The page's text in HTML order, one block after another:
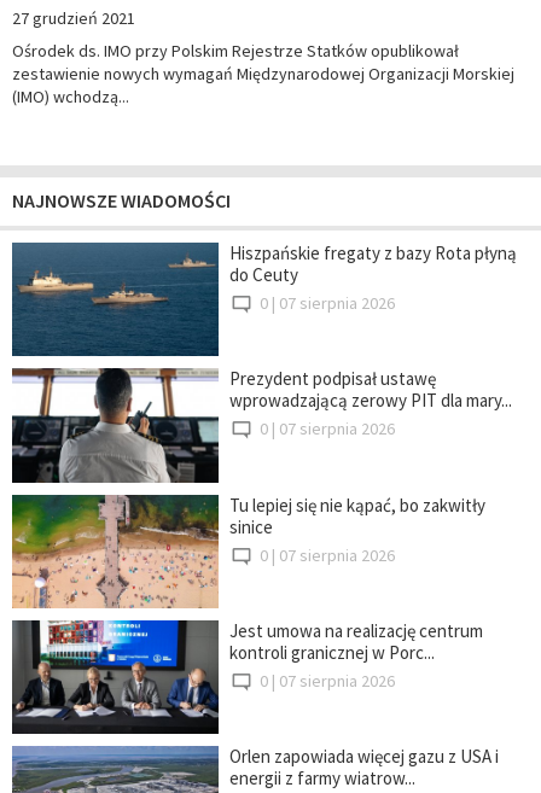
27 grudzień 2021
Ośrodek ds. IMO przy Polskim Rejestrze Statków opublikował
zestawienie nowych wymagań Międzynarodowej Organizacji Morskiej
(IMO) wchodzą...
NAJNOWSZE WIADOMOŚCI
Hiszpańskie fregaty z bazy Rota płyną
do Ceuty
0 | 07 sierpnia 2026
Prezydent podpisał ustawę
wprowadzającą zerowy PIT dla mary...
0 | 07 sierpnia 2026
Tu lepiej się nie kąpać, bo zakwitły
sinice
0 | 07 sierpnia 2026
Jest umowa na realizację centrum
kontroli granicznej w Porc...
0 | 07 sierpnia 2026
Orlen zapowiada więcej gazu z USA i
energii z farmy wiatrow...